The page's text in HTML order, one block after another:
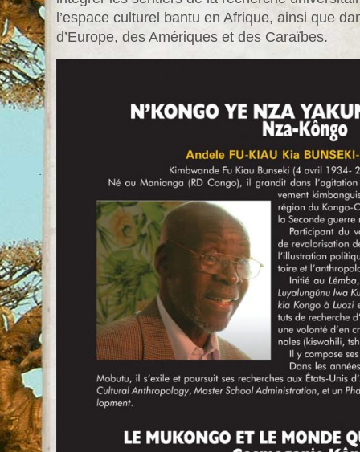
l’espace culturel bantu en Afrique, ainsi que
d’Europe, des Amériques et des Caraïbes.